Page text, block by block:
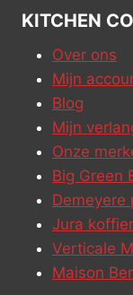
KITCHEN
Over ons
Mijn
Blog
Mijn
Onze
Big Green
Demeyere
Jura
Verticale
Maison